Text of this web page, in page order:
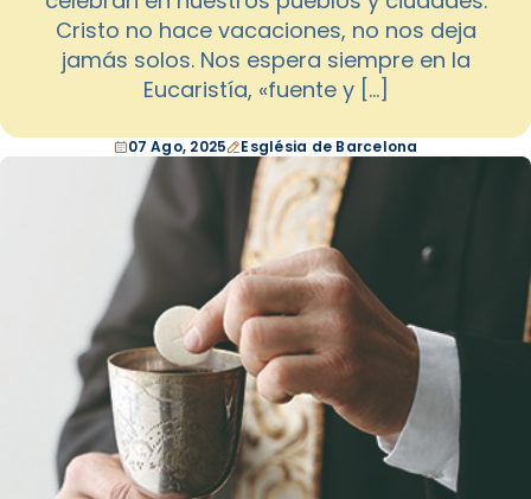
Cristo no hace vacaciones, no nos deja
jamás solos. Nos espera siempre en la
Eucaristía, «fuente y […]
07 Ago, 2025 Església de Barcelona